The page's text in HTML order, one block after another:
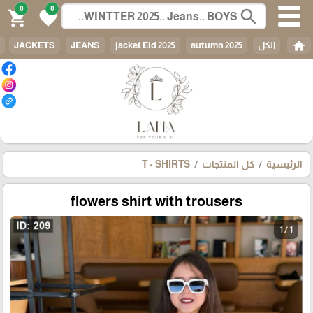
search
0
favorite
0
shopping_cart
home الكل JACKETS JEANS jacket Eid 2025 autumn 2025
الرئيسية كل المنتجات T - SHIRTS
flowers shirt with trousers
1 / 1